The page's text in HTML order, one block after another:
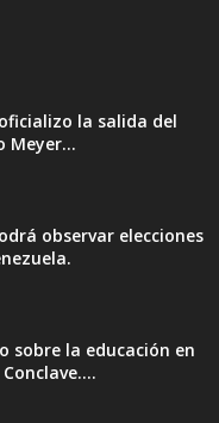
la salida del
Meyer...
observar elecciones
sobre la educación en